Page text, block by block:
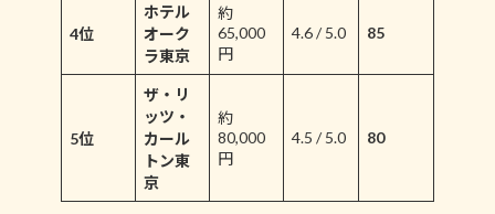
4位
ホテル
オーク
ラ東京
約
65,000
円
4.6 / 5.0 85
5位
ザ・リ
ッツ・
カール
トン東
京
約
80,000
円
4.5 / 5.0 80